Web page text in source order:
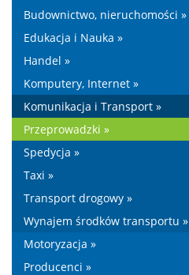
Budownictwo, nieruchomości »
Edukacja i Nauka »
Handel »
Komputery, Internet »
Komunikacja i Transport »
Przeprowadzki »
Spedycja »
Taxi »
Transport drogowy »
Wynajem środków transportu »
Motoryzacja »
Producenci »